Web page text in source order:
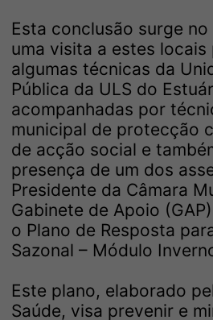
Esta conclusão surge
uma visita a estes
algumas técnicas da
Pública da ULS do
acompanhadas por
municipal de protecção
de acção social e
presença de um dos
Presidente da Câmara
Gabinete de Apoio
o Plano de Resposta
Sazonal – Módulo
Este plano, elaborado
Saúde, visa prevenir e